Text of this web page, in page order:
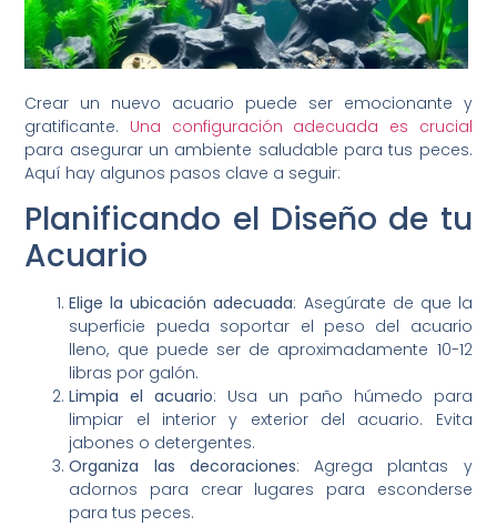
Crear un nuevo acuario puede ser emocionante y
gratificante. Una configuración adecuada es crucial
para asegurar un ambiente saludable para tus peces.
Aquí hay algunos pasos clave a seguir:
Planificando el Diseño de tu
Acuario
Elige la ubicación adecuada: Asegúrate de que la
superficie pueda soportar el peso del acuario
lleno, que puede ser de aproximadamente 10-12
libras por galón.
Limpia el acuario: Usa un paño húmedo para
limpiar el interior y exterior del acuario. Evita
jabones o detergentes.
Organiza las decoraciones: Agrega plantas y
adornos para crear lugares para esconderse
para tus peces.